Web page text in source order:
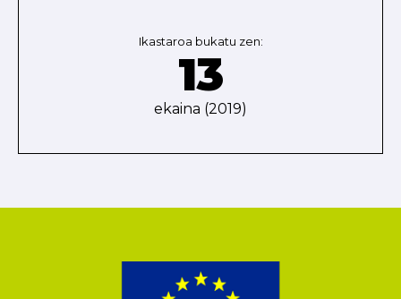
Ikastaroa bukatu zen:
13
ekaina (2019)